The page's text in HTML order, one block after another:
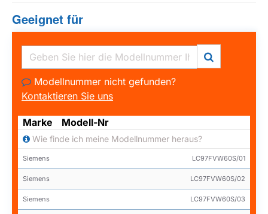
Geeignet für
Modellnummer nicht gefunden?
Kontaktieren Sie uns
Marke Modell-Nr
Wie finde ich meine Modellnummer heraus?
Siemens LC97FVW60S/01
Siemens LC97FVW60S/02
Siemens LC97FVW60S/03